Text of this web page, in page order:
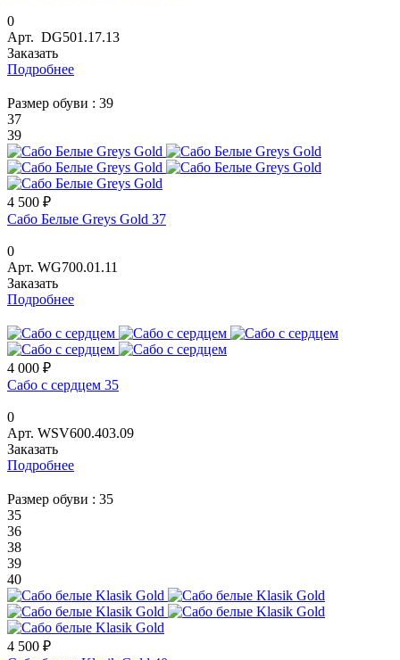
0
Арт. DG501.17.13
Заказать
Подробнее
Размер обуви : 39
37
39
4 500 ₽
Сабо Белые Greys Gold 37
0
Арт. WG700.01.11
Заказать
Подробнее
4 000 ₽
Сабо с сердцем 35
0
Арт. WSV600.403.09
Заказать
Подробнее
Размер обуви : 35
35
36
38
39
40
4 500 ₽